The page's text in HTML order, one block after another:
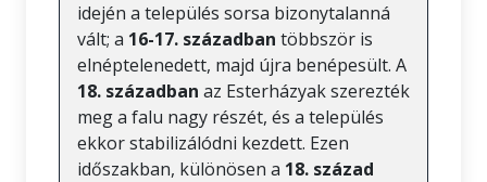
idején a település sorsa bizonytalanná
vált; a 16-17. században többször is
elnéptelenedett, majd újra benépesült. A
18. században az Esterházyak szerezték
meg a falu nagy részét, és a település
ekkor stabilizálódni kezdett. Ezen
időszakban, különösen a 18. század